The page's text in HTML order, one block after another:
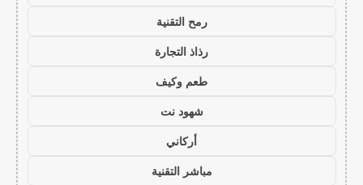
رمح التقنية
رذاذ التجارة
طعم وكيف
شهود نت
أركاني
مباشر التقنية